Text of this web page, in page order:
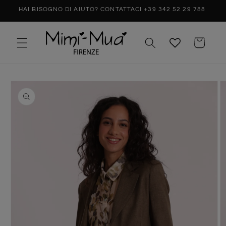
HAI BISOGNO DI AIUTO? CONTATTACI +39 342 52 29 788
Carrello